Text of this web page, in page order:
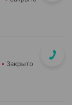
Закрыто